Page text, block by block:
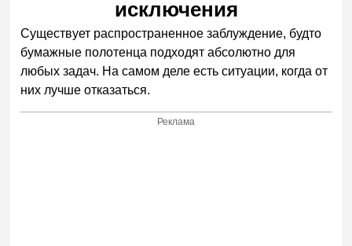
исключения
Существует распространенное заблуждение, будто
бумажные полотенца подходят абсолютно для
любых задач. На самом деле есть ситуации, когда от
них лучше отказаться.
Реклама